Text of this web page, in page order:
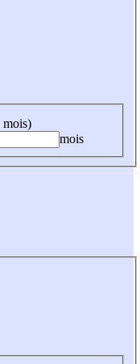
mois)
mois